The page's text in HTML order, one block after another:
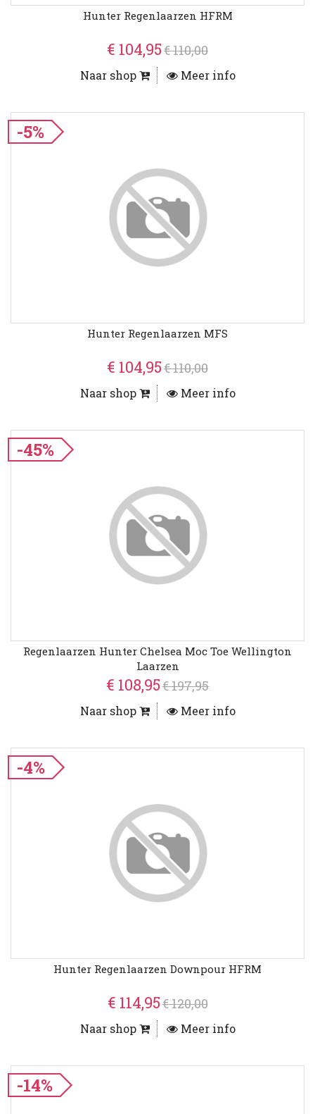
Hunter Regenlaarzen HFRM
€ 104,95€ 110,00
Naar shop Meer info
-5%
Hunter Regenlaarzen MFS
€ 104,95€ 110,00
Naar shop Meer info
-45%
Regenlaarzen Hunter Chelsea Moc Toe Wellington
Laarzen
€ 108,95€ 197,95
Naar shop Meer info
-4%
Hunter Regenlaarzen Downpour HFRM
€ 114,95€ 120,00
Naar shop Meer info
-14%